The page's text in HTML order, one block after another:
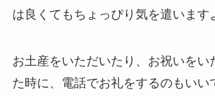
は良くてもちょっぴり気を遣います
お土産をいただいたり、お祝いをい
た時に、電話でお礼をするのもいい